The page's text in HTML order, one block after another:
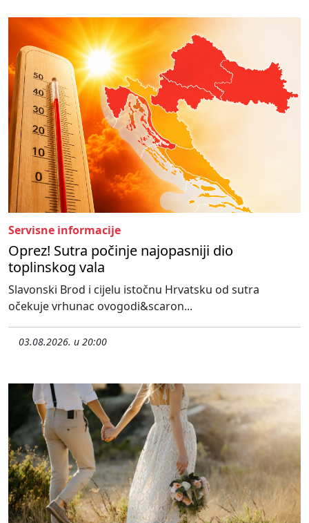
Servisne informacije
Oprez! Sutra počinje najopasniji dio
toplinskog vala
Slavonski Brod i cijelu istočnu Hrvatsku od sutra
očekuje vrhunac ovogodi&scaron...
03.08.2026. u 20:00